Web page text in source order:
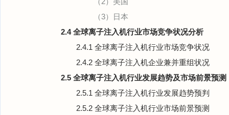
（3）日本
2.4 全球离子注入机行业市场竞争状况分析
2.4.1 全球离子注入机行业市场竞争状况
2.4.2 全球离子注入机企业兼并重组状况
2.5 全球离子注入机行业发展趋势及市场前景预测
2.5.1 全球离子注入机行业发展趋势预判
2.5.2 全球离子注入机行业市场前景预测